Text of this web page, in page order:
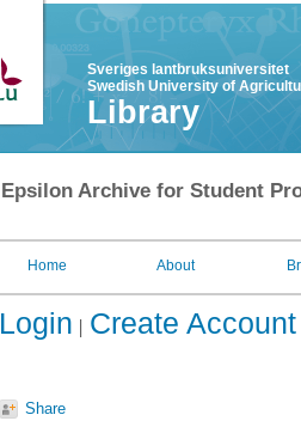
Sveriges lantbruksuniversitet
Swedish University of
Library
Epsilon Archive for Student
Home About
Login Create Account
Share